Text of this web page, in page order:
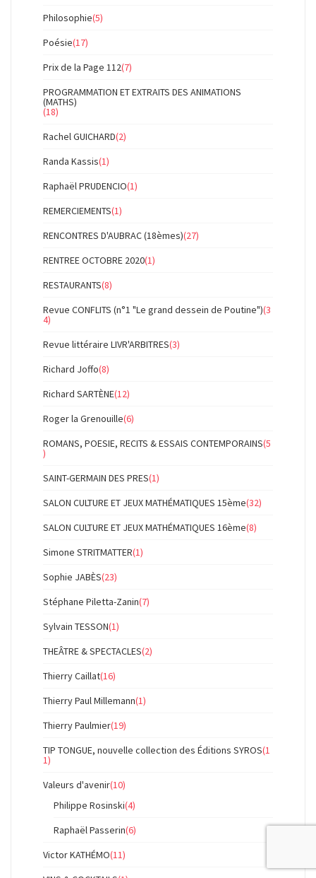
Philosophie(5)
Poésie(17)
Prix de la Page 112(7)
PROGRAMMATION ET EXTRAITS DES ANIMATIONS
(MATHS)
(18)
Rachel GUICHARD(2)
Randa Kassis(1)
Raphaël PRUDENCIO(1)
REMERCIEMENTS(1)
RENCONTRES D'AUBRAC (18èmes)(27)
RENTREE OCTOBRE 2020(1)
RESTAURANTS(8)
Revue CONFLITS (n°1 "Le grand dessein de Poutine")(3
4)
Revue littéraire LIVR'ARBITRES(3)
Richard Joffo(8)
Richard SARTÈNE(12)
Roger la Grenouille(6)
ROMANS, POESIE, RECITS & ESSAIS CONTEMPORAINS(5
)
SAINT-GERMAIN DES PRES(1)
SALON CULTURE ET JEUX MATHÉMATIQUES 15ème(32)
SALON CULTURE ET JEUX MATHÉMATIQUES 16ème(8)
Simone STRITMATTER(1)
Sophie JABÈS(23)
Stéphane Piletta-Zanin(7)
Sylvain TESSON(1)
THEÂTRE & SPECTACLES(2)
Thierry Caillat(16)
Thierry Paul Millemann(1)
Thierry Paulmier(19)
TIP TONGUE, nouvelle collection des Éditions SYROS(1
1)
Valeurs d'avenir(10)
Philippe Rosinski(4)
Raphaël Passerin(6)
Victor KATHÉMO(11)